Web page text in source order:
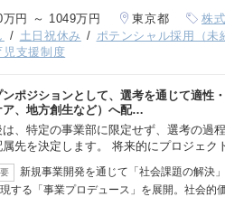
万円 ～ 1049万円 東京都 株
土日祝休み ポテンシャル採用（未
児支援制度
ンポジションとして、選考を通じて適性
ア、地方創生など）へ配…
は、特定の事業部に限定せず、選考の過
属先を決定します。 将来的にプロジェク
新規事業開発を通じて「社会課題の解決
する「事業プロデュース」を展開。社会的